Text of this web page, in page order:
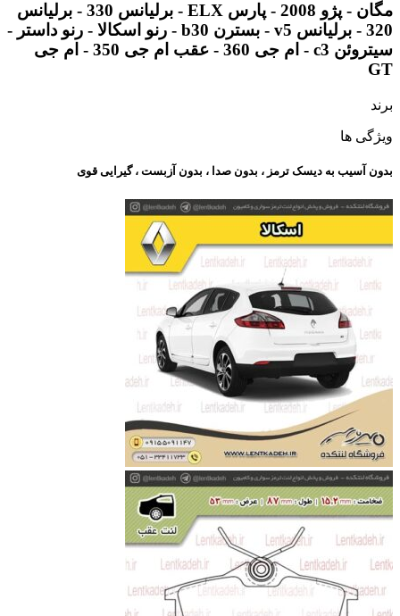
مگان - پژو 2008 - پارس ELX - برلیانس 330 - برلیانس
320 - برلیانس v5 - بسترن b30 - رنو اسکالا - رنو داستر -
سیتروئن c3 - ام جی 360 - عقب ام جی 350 - ام جی
GT
برند
ویژگی ها
بدون آسیب به دیسک ترمز ، بدون صدا ، بدون آزبست ، گیرایی قوی​